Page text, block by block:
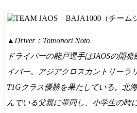
▲Driver：Tomonori Noto
ドライバーの能戸選手はJAOSの開
イバー。アジアクロスカントリーラ
T1Gクラス優勝を果たしている。北
んでいる父親に帯同し、小学生の時